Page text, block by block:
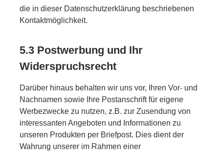
die in dieser Datenschutzerklärung beschriebenen
Kontaktmöglichkeit.
5.3 Postwerbung und Ihr
Widerspruchsrecht
Darüber hinaus behalten wir uns vor, Ihren Vor- und
Nachnamen sowie Ihre Postanschrift für eigene
Werbezwecke zu nutzen, z.B. zur Zusendung von
interessanten Angeboten und Informationen zu
unseren Produkten per Briefpost. Dies dient der
Wahrung unserer im Rahmen einer